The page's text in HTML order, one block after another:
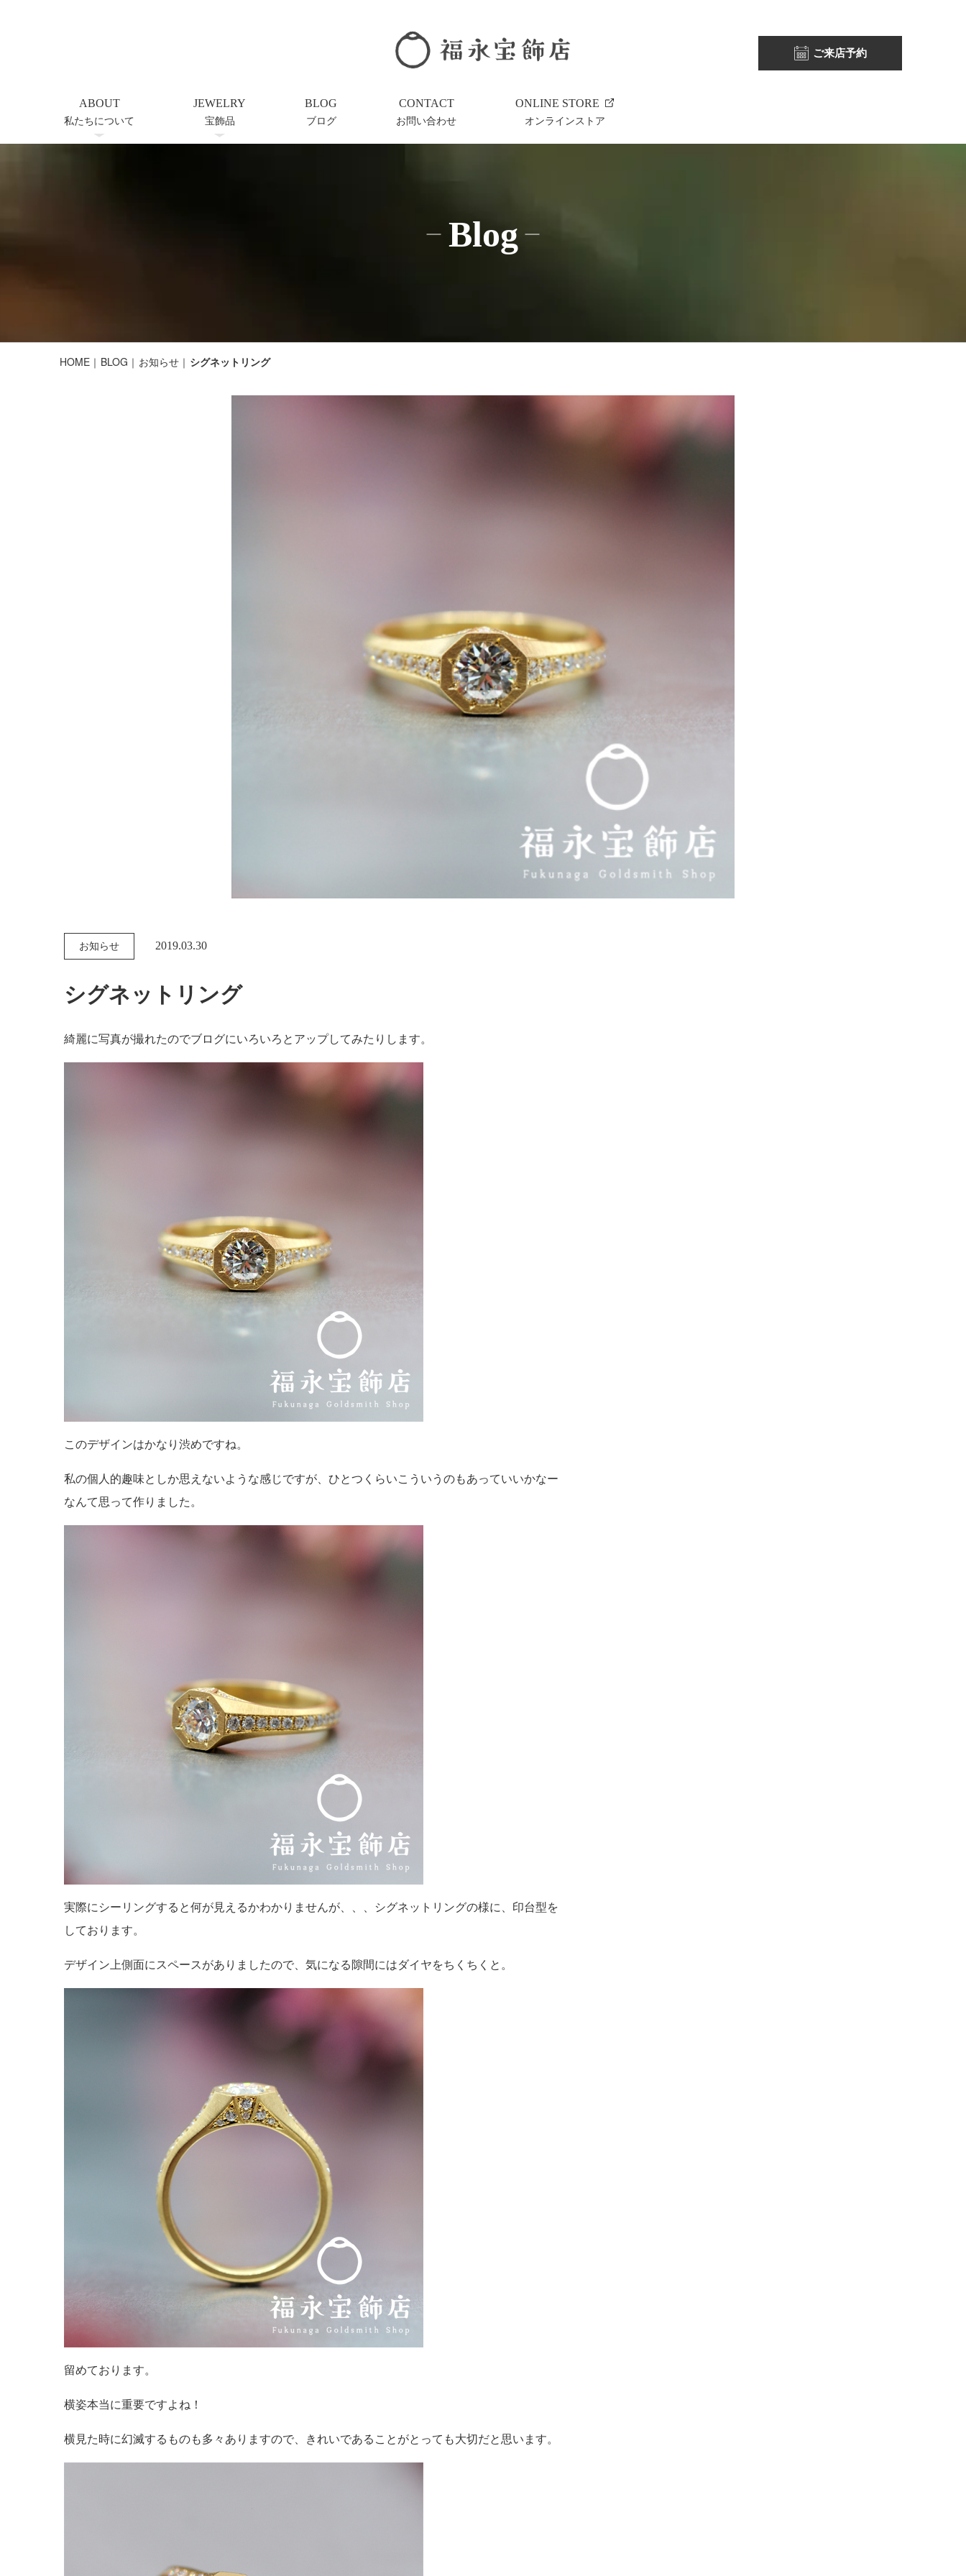
ABOUT
私たちについて
JEWELRY
宝飾品
BLOG
ブログ
CONTACT
お問い合わせ
ONLINE STORE
オンラインストア
ご来店予約
Blog
HOME BLOG お知らせ シグネットリング
お知らせ 2019.03.30
シグネットリング
綺麗に写真が撮れたのでブログにいろいろとアップしてみたりします。
このデザインはかなり渋めですね。
私の個人的趣味としか思えないような感じですが、ひとつくらいこういうのもあっていいかなー
なんて思って作りました。
実際にシーリングすると何が見えるかわかりませんが、、、シグネットリングの様に、印台型を
しております。
デザイン上側面にスペースがありましたので、気になる隙間にはダイヤをちくちくと。
留めております。
横姿本当に重要ですよね！
横見た時に幻滅するものも多々ありますので、きれいであることがとっても大切だと思います。